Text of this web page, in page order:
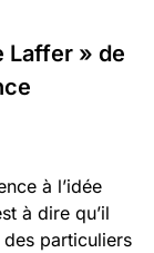
Laffer » de
à l’idée
à dire qu’il
particuliers